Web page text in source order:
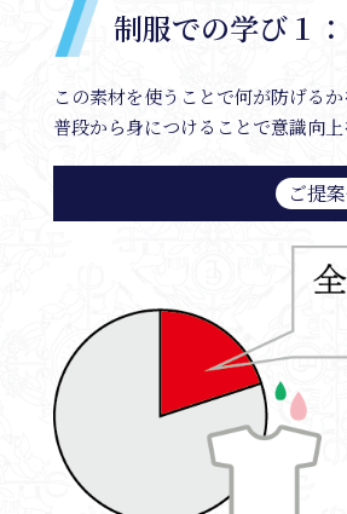
制服での学び１
この素材を使うことで何が防げるか
普段から身につけることで意識向上
ご提